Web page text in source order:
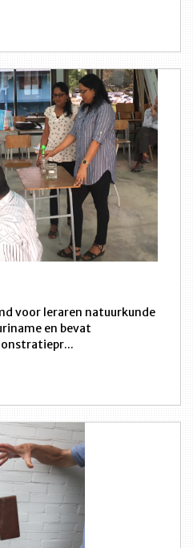
voor leraren natuurkunde
en bevat